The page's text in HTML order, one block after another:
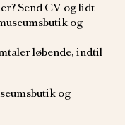
Send CV og lidt
og
løbende, indtil
og